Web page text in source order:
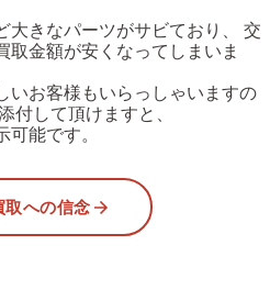
大きなパーツがサビており、 交
取金額が安くなってしまいま
いお客様もいらっしゃいますの
付して頂けますと、
可能です。
取への信念